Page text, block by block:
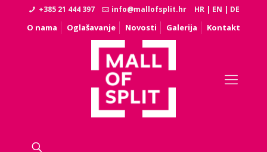
+385 21 444 397 info@mallofsplit.hr HR | EN | DE
O nama Oglašavanje Novosti Galerija Kontakt